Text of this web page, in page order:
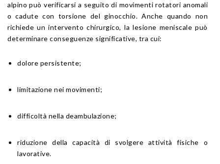
alpino può verificarsi a seguito di movimenti rotatori anomali
o cadute con torsione del ginocchio. Anche quando non
richiede un intervento chirurgico, la lesione meniscale può
determinare conseguenze significative, tra cui:
dolore persistente;
limitazione nei movimenti;
difficoltà nella deambulazione;
riduzione della capacità di svolgere attività fisiche o
lavorative.